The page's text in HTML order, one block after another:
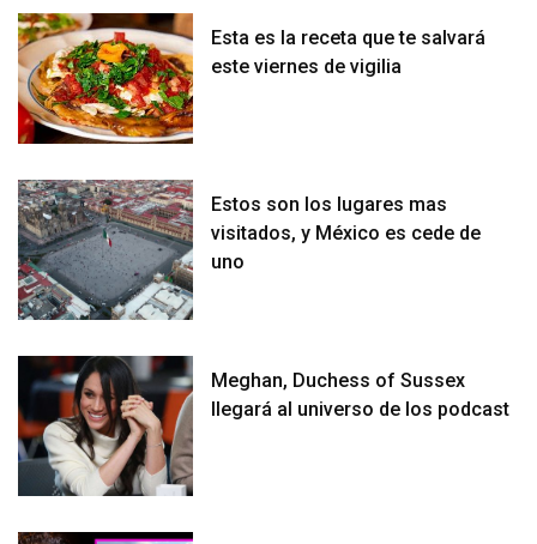
Esta es la receta que te salvará
este viernes de vigilia
Estos son los lugares mas
visitados, y México es cede de
uno
Meghan, Duchess of Sussex
llegará al universo de los podcast